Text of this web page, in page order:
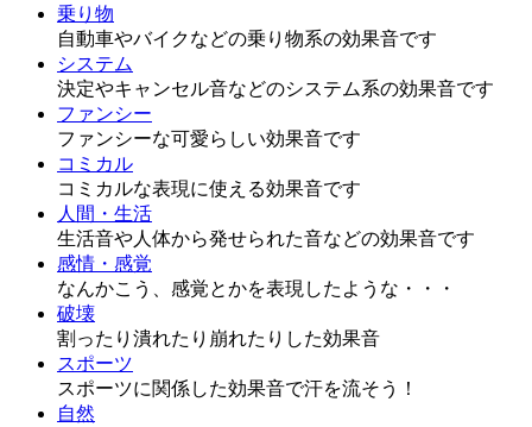
乗り物
自動車やバイクなどの乗り物系の効果音です
システム
決定やキャンセル音などのシステム系の効果音です
ファンシー
ファンシーな可愛らしい効果音です
コミカル
コミカルな表現に使える効果音です
人間・生活
生活音や人体から発せられた音などの効果音です
感情・感覚
なんかこう、感覚とかを表現したような・・・
破壊
割ったり潰れたり崩れたりした効果音
スポーツ
スポーツに関係した効果音で汗を流そう！
自然